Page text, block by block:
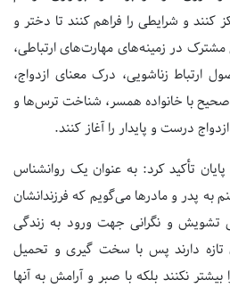
کنند و شرایطی را فراهم کنند تا دختر و
در زمینه‌های مهارت‌های ارتباطی،
ارتباط زناشویی، درک معنای ازدواج،
صحیح با خانواده همسر، شناخت ترس‌ها و
درست و پایدار را آغاز کنند.
تأکید کرد: به عنوان یک روانشناس
به پدر و مادرها می‌گویم که فرزندانشان
تشویش و نگرانی جهت ورود به زندگی
دارند پس با سخت گیری و تحمیل
نکنند بلکه با صبر و آرامش به آنها